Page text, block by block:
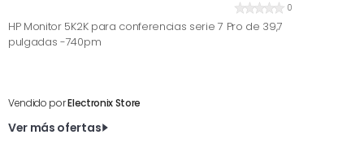
0
HP Monitor 5K2K para conferencias serie 7 Pro de 39,7
pulgadas -740pm
Vendido porElectronix Store
Ver más ofertas